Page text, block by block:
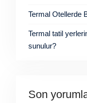
Termal Otellerde
Termal tatil
sunulur?
Son